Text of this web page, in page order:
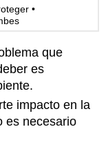
•
que
es
impacto en la
es necesario